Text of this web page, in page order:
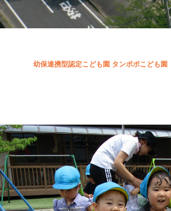
幼保連携型認定こども園 タンポポこども園